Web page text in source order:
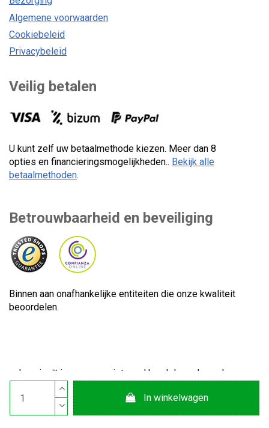
In winkelwagen
Algemene voorwaarden
Cookiebeleid
Privacybeleid
Veilig betalen
U kunt zelf uw betaalmethode kiezen. Meer dan 8
opties en financieringsmogelijkheden.. Bekijk alle
betaalmethoden.
Betrouwbaarheid en beveiliging
Binnen aan onafhankelijke entiteiten die onze kwaliteit
beoordelen.
Lecuine™ is een geregistreerd handelsmerk van Lecom
Projects S.L. © Auteursrecht © 2012-2026. Spanje. Alle
rechten voorbehouden. CIF-nummer: B65890642.